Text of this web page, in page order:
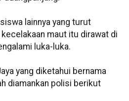
lainnya yang turut
maut itu dirawat di
luka-luka.
yang diketahui bernama
diamankan polisi berikut